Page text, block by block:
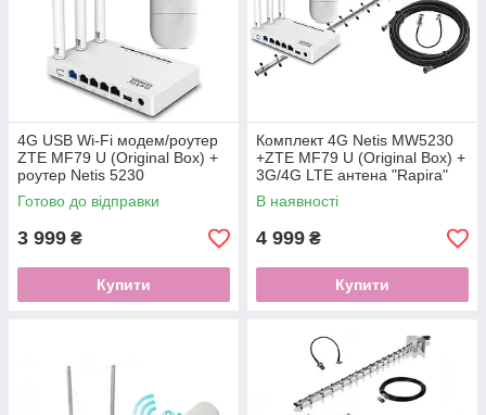
4G USB Wi-Fi модем/роутер
ZTE MF79 U (Original Box) +
роутер Netis 5230
Готово до відправки
3 999 ₴
Купити
Комплект 4G Netis MW5230
+ZTE MF79 U (Original Box) +
3G/4G LTE антена "Rapira"
20 Дб
В наявності
4 999 ₴
Купити